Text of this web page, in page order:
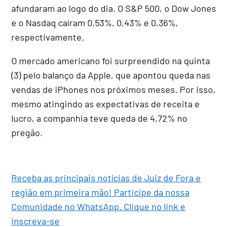
afundaram ao logo do dia. O S&P 500, o Dow Jones
e o Nasdaq caíram 0,53%, 0,43% e 0,36%,
respectivamente.
O mercado americano foi surpreendido na quinta
(3) pelo balanço da Apple, que apontou queda nas
vendas de iPhones nos próximos meses. Por isso,
mesmo atingindo as expectativas de receita e
lucro, a companhia teve queda de 4,72% no
pregão.
Receba as principais notícias de Juiz de Fora e
região em primeira mão! Participe da nossa
Comunidade no WhatsApp. Clique no link e
inscreva-se